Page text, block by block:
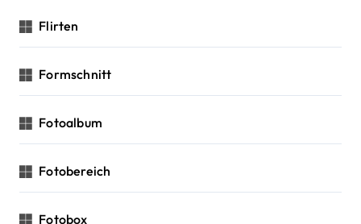
Flirten
Formschnitt
Fotoalbum
Fotobereich
Fotobox